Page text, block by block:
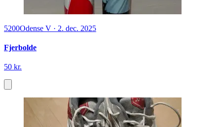
5200Odense V · 2. dec. 2025
Fjerbolde
50 kr.